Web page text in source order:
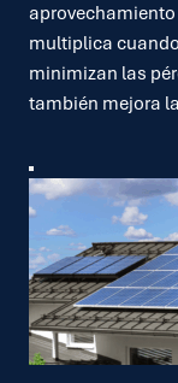
multiplica
minimizan las
también mejora